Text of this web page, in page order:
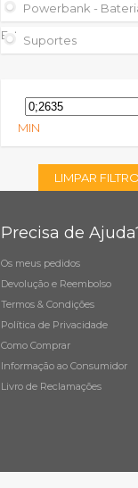
Powerbank -
ExternasSuportes
MIN
LIMPAR FILTRO
Precisa de
Os meus pedidos
Devolução e Reembolso
Termos & Condições
Política de Privacidade
Como Comprar
Informação ao Consumidor
Livro de Reclamações